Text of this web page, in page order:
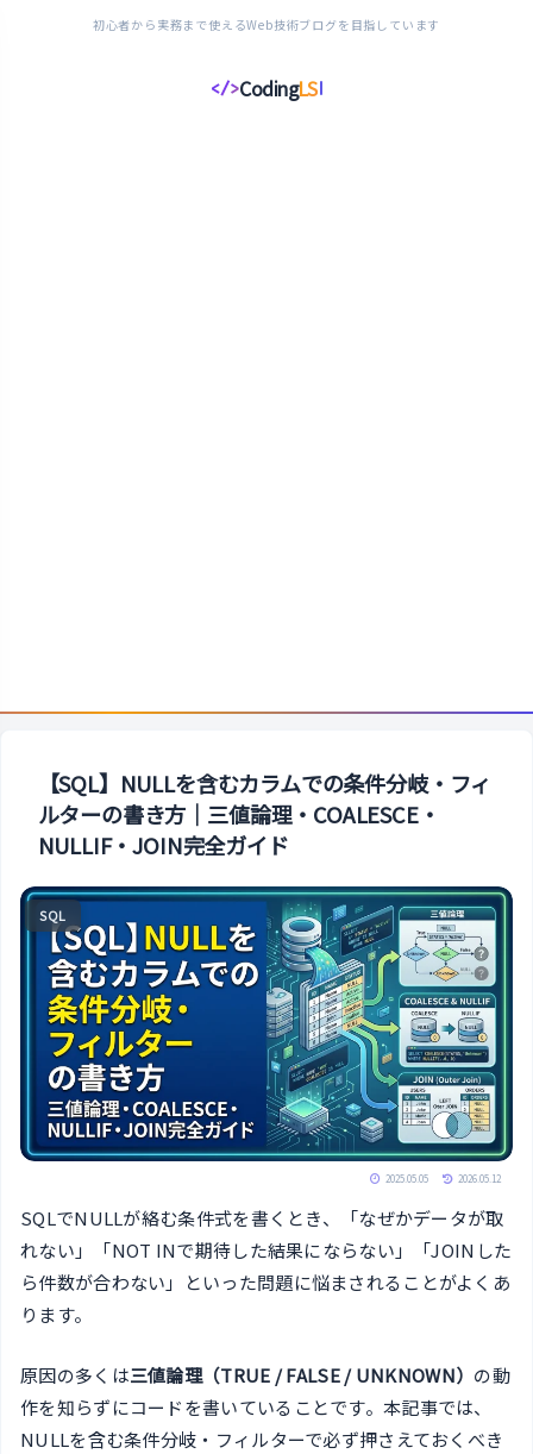
初心者から実務まで使えるWeb技術ブログを目指しています
</>CodingLS
コ
【SQL】NULLを含むカラムでの条件分岐・フィ
ルターの書き方｜三値論理・COALESCE・
NULLIF・JOIN完全ガイド
SQL
2025.05.05 2026.05.12
SQLでNULLが絡む条件式を書くとき、「なぜかデータが取
れない」「NOT INで期待した結果にならない」「JOINした
ら件数が合わない」といった問題に悩まされることがよくあ
ります。
原因の多くは三値論理（TRUE / FALSE / UNKNOWN） の動
作を知らずにコードを書いていることです。本記事では、
NULLを含む条件分岐・フィルターで必ず押さえておくべき